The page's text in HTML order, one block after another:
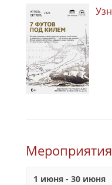
1 июня - 30 июня